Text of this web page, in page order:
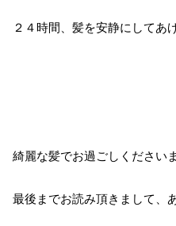
２４時間、髪を安静にしてあ
綺麗な髪でお過ごしくださいま
最後までお読み頂きまして、